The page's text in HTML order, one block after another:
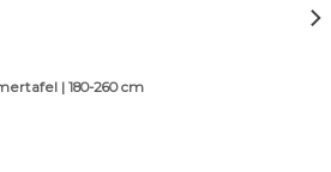
| 180-260 cm